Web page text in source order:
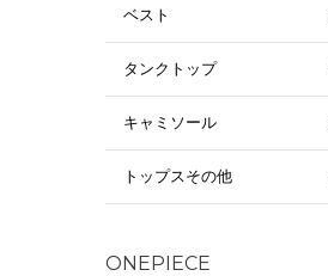
ベスト
タンクトップ
キャミソール
トップスその他
ONEPIECE